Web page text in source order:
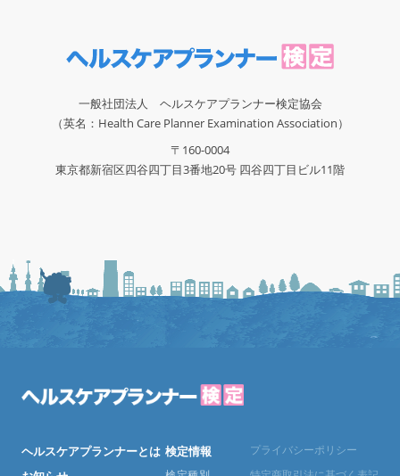
一般社団法人 ヘルスケアプランナー検定協会
（英名：Health Care Planner Examination Association）
〒160-0004
東京都新宿区四谷四丁目3番地20号 四谷四丁目ビル11階
ヘルスケアプランナーとは 検定情報
プライバシーポリシー